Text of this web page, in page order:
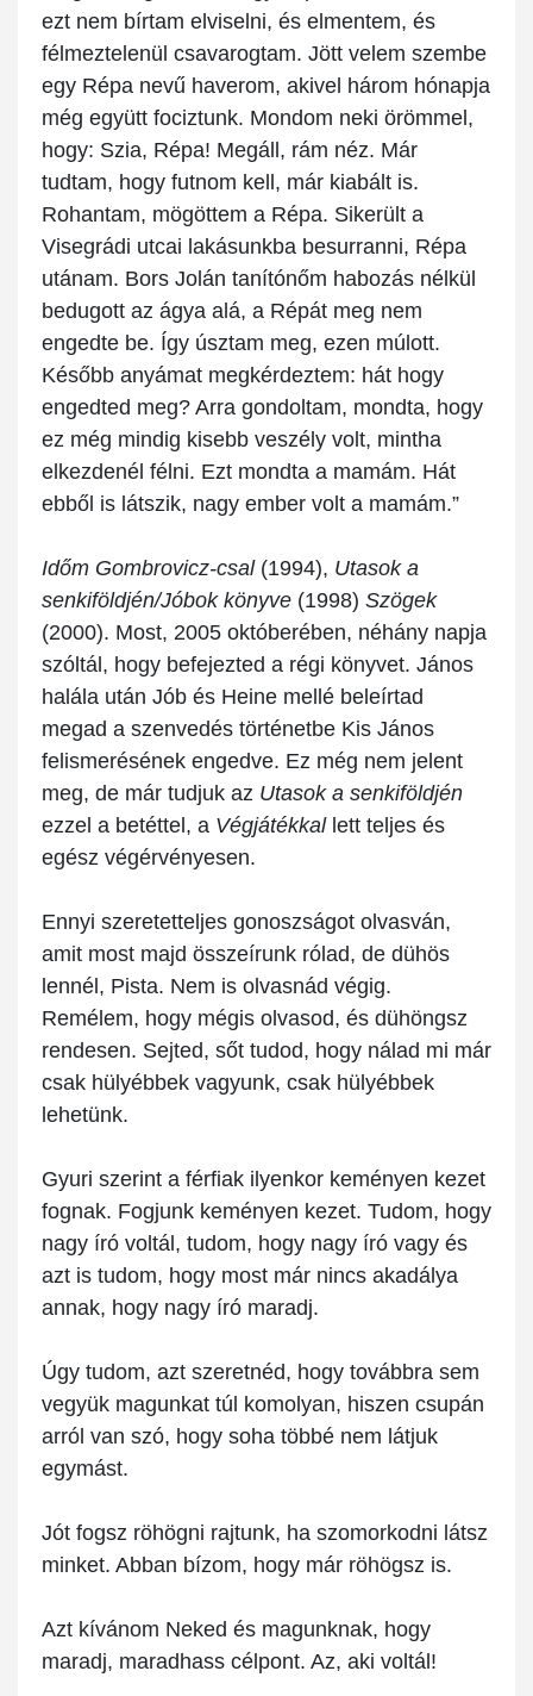
ezt nem bírtam elviselni, és elmentem, és
félmeztelenül csavarogtam. Jött velem szembe
egy Répa nevű haverom, akivel három hónapja
még együtt fociztunk. Mondom neki örömmel,
hogy: Szia, Répa! Megáll, rám néz. Már
tudtam, hogy futnom kell, már kiabált is.
Rohantam, mögöttem a Répa. Sikerült a
Visegrádi utcai lakásunkba besurranni, Répa
utánam. Bors Jolán tanítónőm habozás nélkül
bedugott az ágya alá, a Répát meg nem
engedte be. Így úsztam meg, ezen múlott.
Később anyámat megkérdeztem: hát hogy
engedted meg? Arra gondoltam, mondta, hogy
ez még mindig kisebb veszély volt, mintha
elkezdenél félni. Ezt mondta a mamám. Hát
ebből is látszik, nagy ember volt a mamám.”
Időm Gombrovicz-csal(1994), Utasok a
senkiföldjén/Jóbok könyve (1998) Szögek
(2000). Most, 2005 októberében, néhány napja
szóltál, hogy befejezted a régi könyvet. János
halála után Jób és Heine mellé beleírtad
megad a szenvedés történetbe Kis János
felismerésének engedve. Ez még nem jelent
meg, de már tudjuk az Utasok a senkiföldjén
ezzel a betéttel, a Végjátékkallett teljes és
egész végérvényesen.
Ennyi szeretetteljes gonoszságot olvasván,
amit most majd összeírunk rólad, de dühös
lennél, Pista. Nem is olvasnád végig.
Remélem, hogy mégis olvasod, és dühöngsz
rendesen. Sejted, sőt tudod, hogy nálad mi már
csak hülyébbek vagyunk, csak hülyébbek
lehetünk.
Gyuri szerint a férfiak ilyenkor keményen kezet
fognak. Fogjunk keményen kezet. Tudom, hogy
nagy író voltál, tudom, hogy nagy író vagy és
azt is tudom, hogy most már nincs akadálya
annak, hogy nagy író maradj.
Úgy tudom, azt szeretnéd, hogy továbbra sem
vegyük magunkat túl komolyan, hiszen csupán
arról van szó, hogy soha többé nem látjuk
egymást.
Jót fogsz röhögni rajtunk, ha szomorkodni látsz
minket. Abban bízom, hogy már röhögsz is.
Azt kívánom Neked és magunknak, hogy
maradj, maradhass célpont. Az, aki voltál!